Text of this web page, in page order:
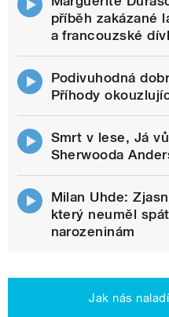
příběh zakázané
a francouzské
Podivuhodná
Příhody
Smrt v lese, Já
Sherwooda
Milan Uhde:
který neuměl
narozeninám
Jak nás